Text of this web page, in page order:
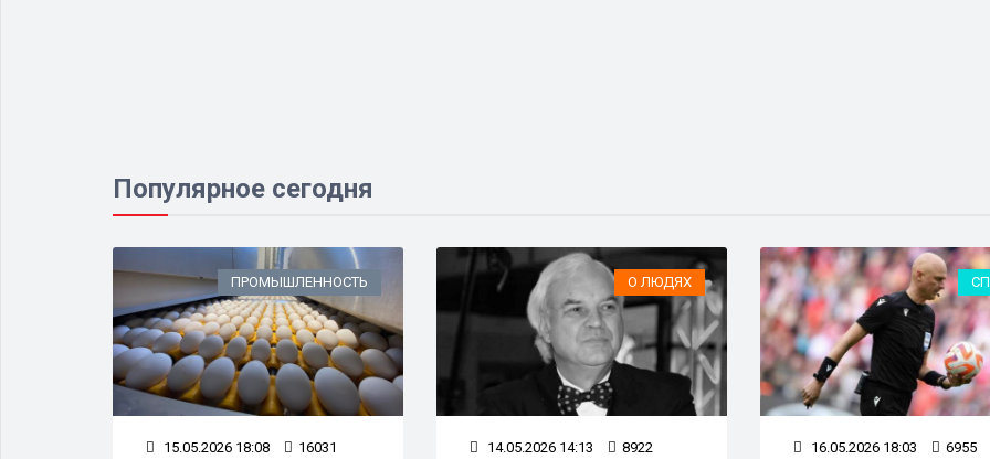
Популярное сегодня
ПРОМЫШЛЕННОСТЬ
15.05.2026 18:08 16031
О ЛЮДЯХ
14.05.2026 14:13 8922 16.05.2026 18:03 6955